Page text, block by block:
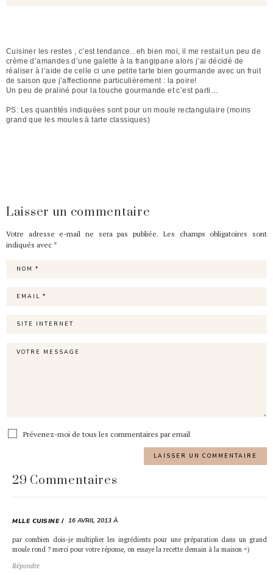
Cuisiner les restes , c’est tendance.. eh bien moi, il me restait un peu de
crème d’amandes d’une galette à la frangipane alors j’ai décidé de
réaliser à l’aide de celle ci une petite tarte bien gourmande avec un fruit
de saison que j’affectionne particulièrement : la poire!
Un peu de praliné pour la touche gourmande et c’est parti…
PS: Les quantités indiquées sont pour un moule rectangulaire (moins
grand que les moules à tarte classiques)
Laisser un commentaire
Votre adresse e-mail ne sera pas publiée. Les champs obligatoires sont
indiqués avec *
Prévenez-moi de tous les commentaires par email
29 Commentaires
MLLE CUISINE 16 AVRIL 2013 À
par combien dois-je multiplier les ingrédients pour une préparation dans un grand
moule rond ? merci pour votre réponse, on essaye la recette demain à la maison =)
Répondre